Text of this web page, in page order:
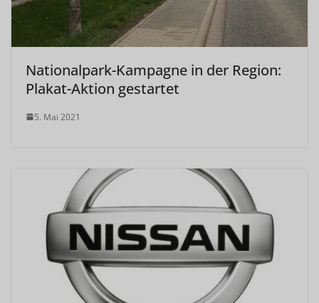
Nationalpark-Kampagne in der Region:
Plakat-Aktion gestartet
5. Mai 2021